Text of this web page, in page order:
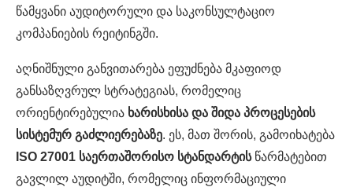
წამყვანი აუდიტორული და საკონსულტაციო
კომპანიების რეიტინგში.
აღნიშნული განვითარება ეფუძნება მკაფიოდ
განსაზღვრულ სტრატეგიას, რომელიც
ორიენტირებულია ხარისხისა და შიდა პროცესების
სისტემურ გაძლიერებაზე. ეს, მათ შორის, გამოიხატება
ISO 27001 საერთაშორისო სტანდარტისწარმატებით
გავლილ აუდიტში, რომელიც ინფორმაციული